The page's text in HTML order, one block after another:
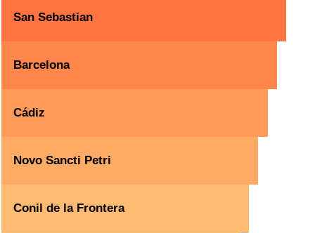
San Sebastian
Barcelona
Cádiz
Novo Sancti Petri
Conil de la Frontera